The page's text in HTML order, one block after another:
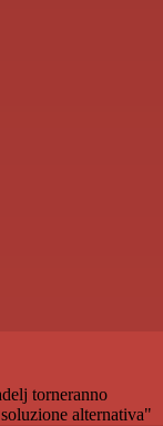
torneranno
alternativa"